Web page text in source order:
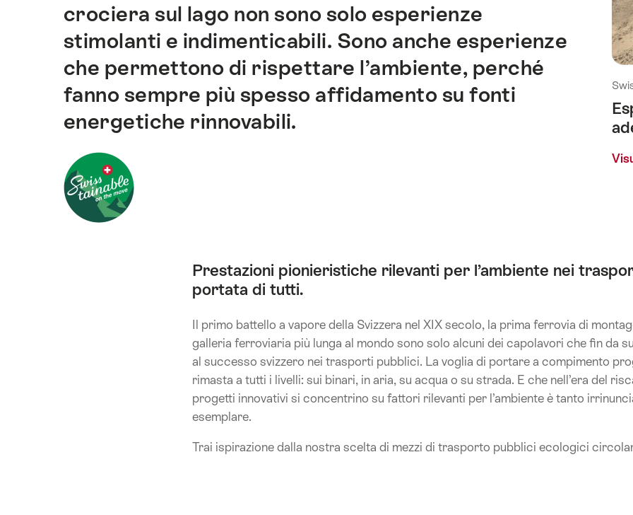
sito.
crociera sul lago non sono solo esperienze
stimolanti e indimenticabili. Sono anche esperienze
che permettono di rispettare l’ambiente, perché
fanno sempre più spesso affidamento su fonti
energetiche rinnovabili.
Prestazioni pionieristiche rilevanti per l’ambiente nei
portata di tutti.
Il primo battello a vapore della Svizzera nel XIX secolo, la prima ferrovia di
galleria ferroviaria più lunga al mondo sono solo alcuni dei capolavori che fin da
al successo svizzero nei trasporti pubblici. La voglia di portare a compimento
rimasta a tutti i livelli: sui binari, in aria, su acqua o su strada. E che nell’era del
progetti innovativi si concentrino su fattori rilevanti per l’ambiente è tanto
esemplare.
Trai ispirazione dalla nostra scelta di mezzi di trasporto pubblici ecologici